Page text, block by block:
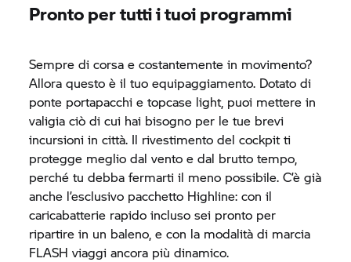
Pronto per tutti i tuoi programmi
Sempre di corsa e costantemente in movimento?
Allora questo è il tuo equipaggiamento. Dotato di
ponte portapacchi e topcase light, puoi mettere in
valigia ciò di cui hai bisogno per le tue brevi
incursioni in città. Il rivestimento del cockpit ti
protegge meglio dal vento e dal brutto tempo,
perché tu debba fermarti il meno possibile. C’è già
anche l’esclusivo pacchetto Highline: con il
caricabatterie rapido incluso sei pronto per
ripartire in un baleno, e con la modalità di marcia
FLASH viaggi ancora più dinamico.